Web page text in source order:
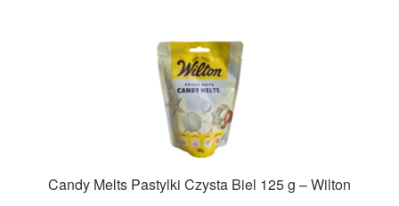
Candy Melts Pastylki Czysta Biel 125 g – Wilton